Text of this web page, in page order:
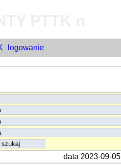
logowanie
data 2023-09-05